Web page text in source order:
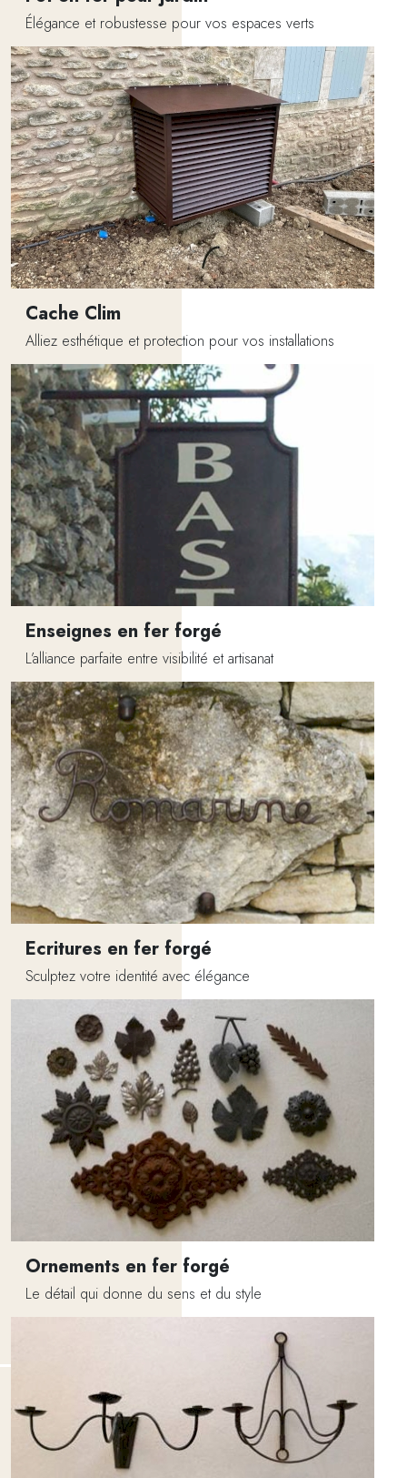
Élégance et robustesse pour vos espaces verts
Cache Clim
Alliez esthétique et protection pour vos installations
Enseignes en fer forgé
L’alliance parfaite entre visibilité et artisanat
Ecritures en fer forgé
Sculptez votre identité avec élégance
Ornements en fer forgé
Le détail qui donne du sens et du style